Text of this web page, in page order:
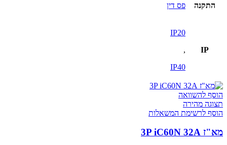
התקנה פס דין
IP
IP20
,
IP40
הוסף להשוואה
תצוגה מהירה
הוסף לרשימת המשאלות
מא"ז 3P iC60N 32A